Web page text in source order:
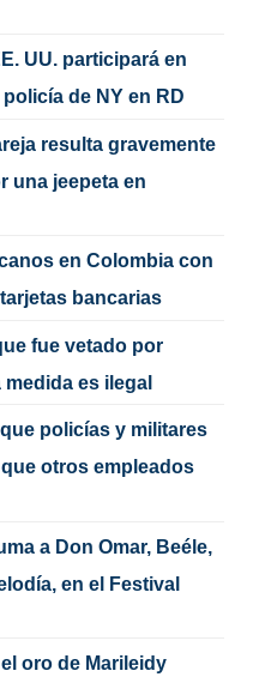
UU. participará en
de NY en RD
resulta gravemente
una jeepeta en
en Colombia con
bancarias
fue vetado por
es ilegal
policías y militares
otros empleados
a Don Omar, Beéle,
en el Festival
oro de Marileidy